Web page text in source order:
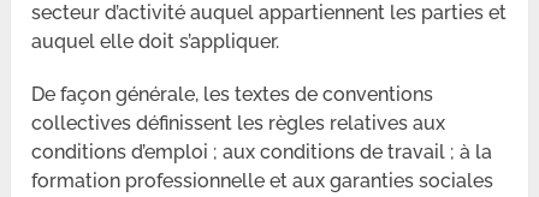
secteur d’activité auquel appartiennent les parties et
auquel elle doit s’appliquer.
De façon générale, les textes de conventions
collectives définissent les règles relatives aux
conditions d’emploi ; aux conditions de travail ; à la
formation professionnelle et aux garanties sociales